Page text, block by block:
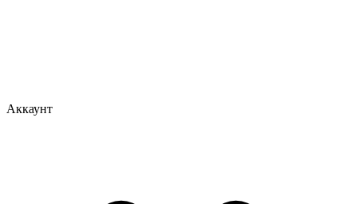
Аккаунт